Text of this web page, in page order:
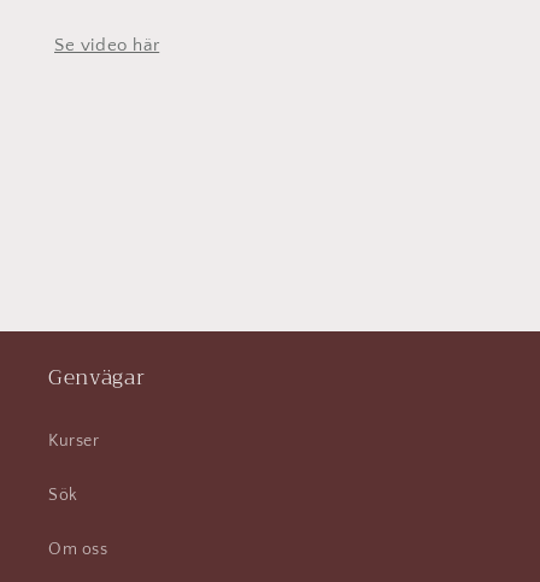
Se video här
Genvägar
Kurser
Sök
Om oss